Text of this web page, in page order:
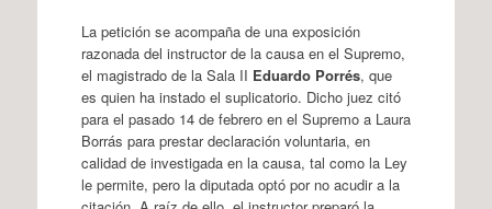
La petición se acompaña de una exposición
razonada del instructor de la causa en el Supremo,
el magistrado de la Sala II Eduardo Porrés, que
es quien ha instado el suplicatorio. Dicho juez citó
para el pasado 14 de febrero en el Supremo a Laura
Borrás para prestar declaración voluntaria, en
calidad de investigada en la causa, tal como la Ley
le permite, pero la diputada optó por no acudir a la